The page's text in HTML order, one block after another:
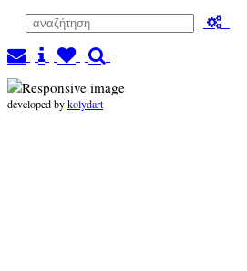
developed bykolydart